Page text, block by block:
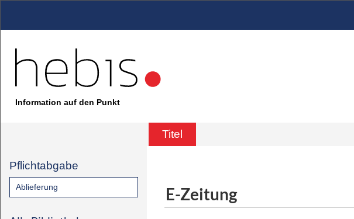
Information auf den Punkt
Titel
Pflichtabgabe
Ablieferung E-Zeitung